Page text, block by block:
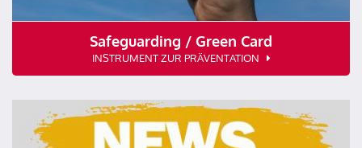
Safeguarding / Green Card
INSTRUMENT ZUR PRÄVENTATION